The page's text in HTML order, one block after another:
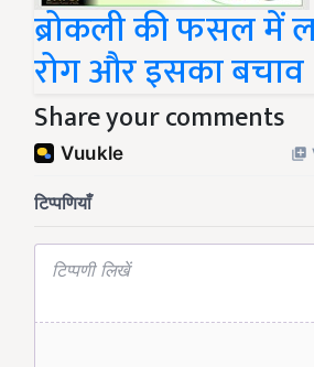
ब्रोकली की फसल में
रोग और इसका बचाव
Share your comments